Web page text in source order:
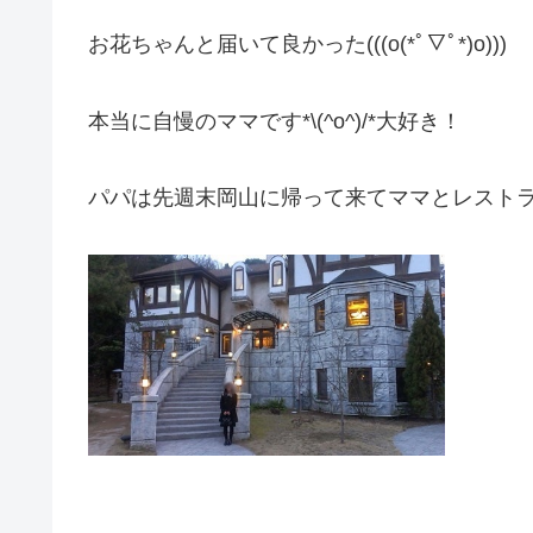
お花ちゃんと届いて良かった(((o(*ﾟ▽ﾟ*)o)))
本当に自慢のママです*\(^o^)/*大好き！
パパは先週末岡山に帰って来てママとレスト